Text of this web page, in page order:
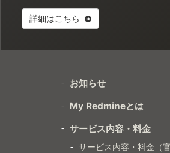
詳細はこちら
お知らせ
My Redmineとは
サービス内容・料金
サービス内容・料金（